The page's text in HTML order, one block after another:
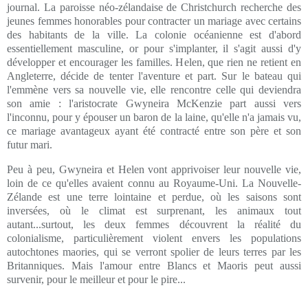
journal. La paroisse néo-zélandaise de Christchurch recherche des
jeunes femmes honorables pour contracter un mariage avec certains
des habitants de la ville. La colonie océanienne est d'abord
essentiellement masculine, or pour s'implanter, il s'agit aussi d'y
développer et encourager les familles. Helen, que rien ne retient en
Angleterre, décide de tenter l'aventure et part. Sur le bateau qui
l'emmène vers sa nouvelle vie, elle rencontre celle qui deviendra
son amie : l'aristocrate Gwyneira McKenzie part aussi vers
l'inconnu, pour y épouser un baron de la laine, qu'elle n'a jamais vu,
ce mariage avantageux ayant été contracté entre son père et son
futur mari.
Peu à peu, Gwyneira et Helen vont apprivoiser leur nouvelle vie,
loin de ce qu'elles avaient connu au Royaume-Uni. La Nouvelle-
Zélande est une terre lointaine et perdue, où les saisons sont
inversées, où le climat est surprenant, les animaux tout
autant...surtout, les deux femmes découvrent la réalité du
colonialisme, particulièrement violent envers les populations
autochtones maories, qui se verront spolier de leurs terres par les
Britanniques. Mais l'amour entre Blancs et Maoris peut aussi
survenir, pour le meilleur et pour le pire...